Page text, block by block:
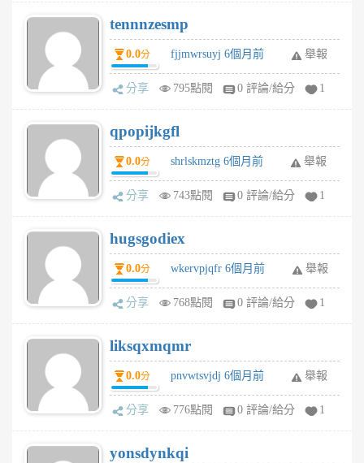
tennnzesmp
0.0分 fjjmwrsuyj 6個月前 舉報
分享 795點閱 0 評論/給分 1
qpopijkgfl
0.0分 shrlskmztg 6個月前 舉報
分享 743點閱 0 評論/給分 1
hugsgodiex
0.0分 wkervpjqfr 6個月前 舉報
分享 768點閱 0 評論/給分 1
liksqxmqmr
0.0分 pnvwtsvjdj 6個月前 舉報
分享 776點閱 0 評論/給分 1
yonsdynkqi